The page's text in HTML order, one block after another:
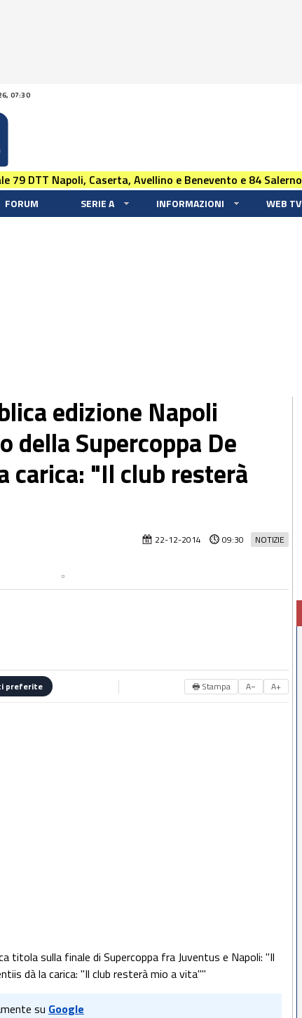
07:30
79 DTT Napoli, Caserta, Avellino e Benevento e 84 Salerno
FORUM SERIE A INFORMAZIONI WEB TV
edizione Napoli
Supercoppa De
carica: "Il club resterà
NOTIZIE
22-12-2014 09:30
preferite 🖶 Stampa A− A+
titola sulla finale di Supercoppa fra Juventus e Napoli: "Il
dà la carica: "Il club resterà mio a vita""
su Google